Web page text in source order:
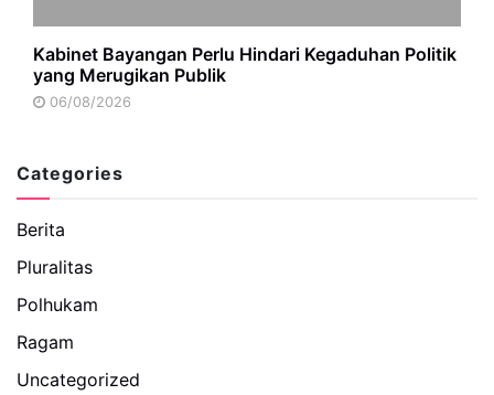
Kabinet Bayangan Perlu Hindari Kegaduhan Politik
yang Merugikan Publik
06/08/2026
Categories
Berita
Pluralitas
Polhukam
Ragam
Uncategorized